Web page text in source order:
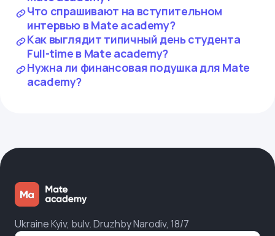
Что спрашивают на вступительном
интервью в Mate academy?
Как выглядит типичный день студента
Full-time в Mate academy?
Нужна ли финансовая подушка для Mate
academy?
Ukraine Kyiv, bulv. Druzhby Narodiv, 18/7